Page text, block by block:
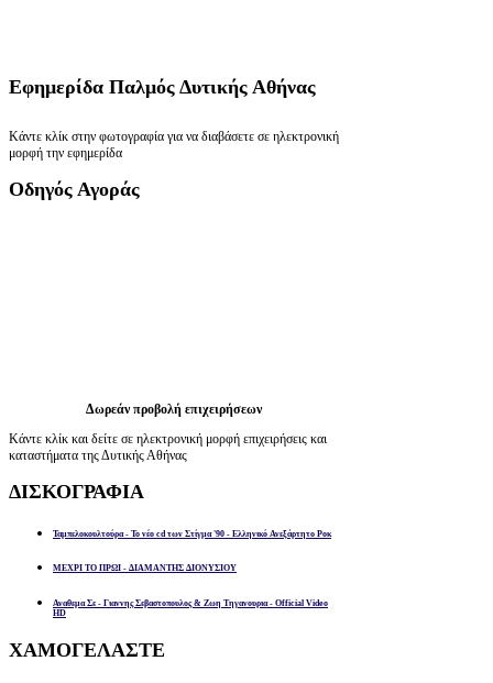
Εφημερίδα Παλμός Δυτικής Αθήνας
Κάντε κλίκ στην φωτογραφία για να διαβάσετε σε ηλεκτρονική
μορφή την εφημερίδα
Οδηγός Αγοράς
Δωρεάν προβολή επιχειρήσεων
Κάντε κλίκ και δείτε σε ηλεκτρονική μορφή επιχειρήσεις και
καταστήματα της Δυτικής Αθήνας
ΔΙΣΚΟΓΡΑΦΙΑ
Ταμπελοκουλτούρα - Το νέο cd των Στίγμα '90 - Ελληνικό Ανεξάρτητο Ροκ
ΜΕΧΡΙ ΤΟ ΠΡΩΙ - ΔΙΑΜΑΝΤΗΣ ΔΙΟΝΥΣΙΟΥ
Αναθεμα Σε - Γιαννης Σεβαστοπουλος & Ζωη Τηγανουρια - Official Video
HD
ΧΑΜΟΓΕΛΑΣΤΕ